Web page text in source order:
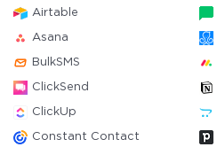
Airtable
Asana
BulkSMS
ClickSend
ClickUp
Constant Contact